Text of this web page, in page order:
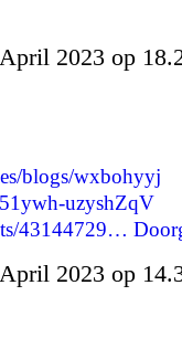
2023 op
blogs/wxbohyyj
uzyshZqV
43144729…
2023 op